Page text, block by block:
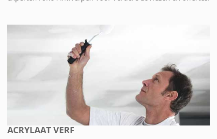
ACRYLAAT VERF